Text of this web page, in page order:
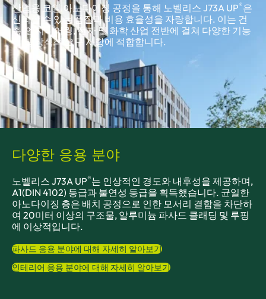
산업용 코일 아노다이징 공정을 통해 노벨리스 J73A UP®은
신뢰할 수 있는 품질과 비용 효율성을 자랑합니다. 이는 건
축, 엔지니어링, 전자 및 화학 산업 전반에 걸쳐 다양한 기능
적 및 장식적 요구 사항에 적합합니다.
다양한 응용 분야
노벨리스 J73A UP®는 인상적인 경도와 내후성을 제공하며,
A1(DIN 4102) 등급과 불연성 등급을 획득했습니다. 균일한
아노다이징 층은 배치 공정으로 인한 모서리 결함을 차단하
여 20미터 이상의 구조물, 알루미늄 파사드 클래딩 및 루핑
에 이상적입니다.
파사드 응용 분야에 대해 자세히 알아보기
인테리어 응용 분야에 대해 자세히 알아보기